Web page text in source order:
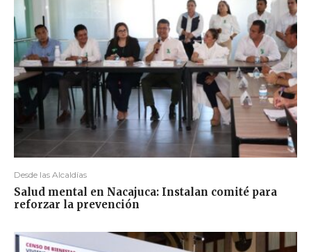
Desde las Alcaldías
Salud mental en Nacajuca: Instalan comité para
reforzar la prevención